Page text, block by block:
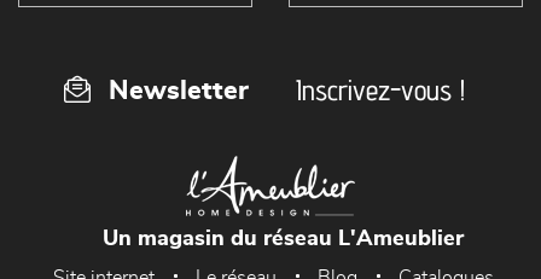
Newsletter Inscrivez-vous !
Un magasin du réseau L'Ameublier